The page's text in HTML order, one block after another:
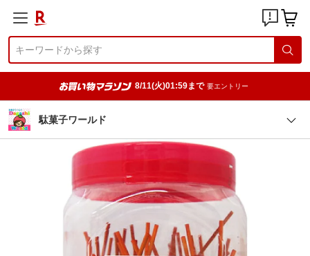
8/11(火)01:59まで 要エントリー
駄菓子ワールド